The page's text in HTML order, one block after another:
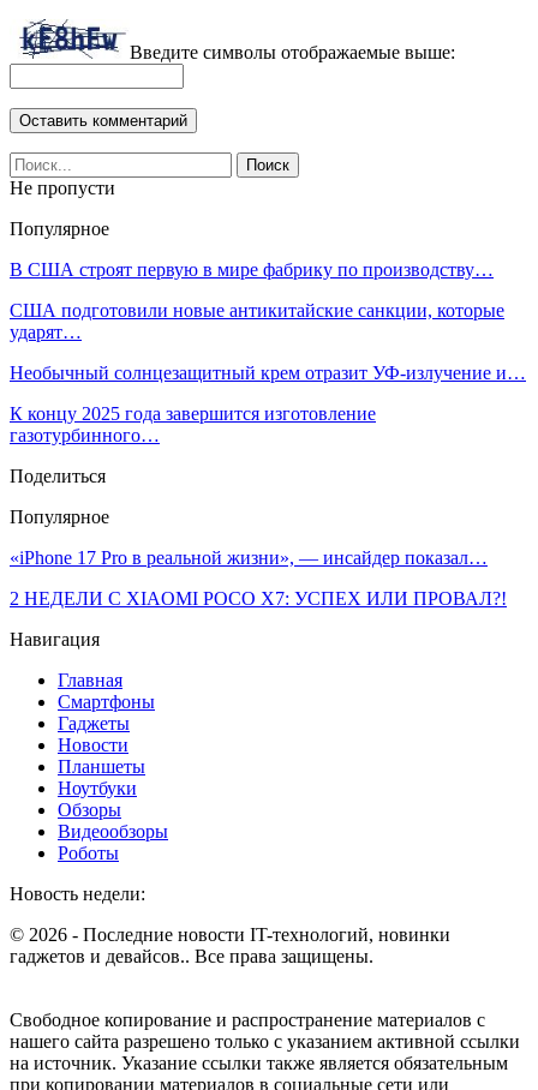
Введите символы отображаемые выше:
Не пропусти
Популярное
В США строят первую в мире фабрику по производству…
США подготовили новые антикитайские санкции, которые
ударят…
Необычный солнцезащитный крем отразит УФ-излучение и…
К концу 2025 года завершится изготовление
газотурбинного…
Поделиться
Популярное
«iPhone 17 Pro в реальной жизни», — инсайдер показал…
2 НЕДЕЛИ С XIAOMI POCO X7: УСПЕХ ИЛИ ПРОВАЛ?!
Навигация
Главная
Смартфоны
Гаджеты
Новости
Планшеты
Ноутбуки
Обзоры
Видеообзоры
Роботы
Новость недели:
© 2026 - Последние новости IT-технологий, новинки
гаджетов и девайсов.. Все права защищены.
Свободное копирование и распространение материалов с
нашего сайта разрешено только с указанием активной ссылки
на источник. Указание ссылки также является обязательным
при копировании материалов в социальные сети или